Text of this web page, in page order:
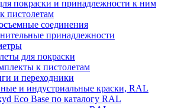
покраски и принадлежности к ним
пистолетам
соединения
принадлежности
для покраски
к пистолетам
и переходники
и индустриальные краски, RAL
Eco Base по каталогу RAL